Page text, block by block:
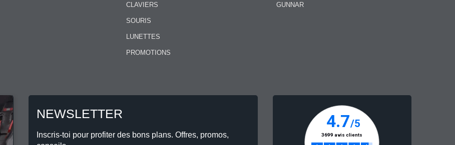
CLAVIERS
SOURIS
LUNETTES
PROMOTIONS
GUNNAR
NEWSLETTER
Inscris-toi pour profiter des bons plans. Offres, promos,